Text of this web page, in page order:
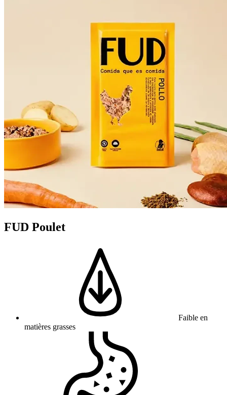
FUD Poulet
Faible en
matières grasses